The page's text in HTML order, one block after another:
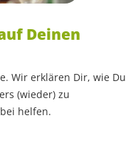
Deinen
Wir erklären Dir, wie Du
(wieder) zu
helfen.